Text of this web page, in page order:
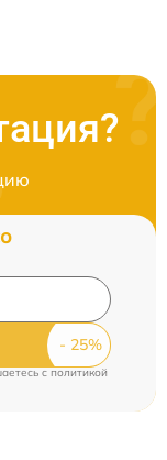
c политикой